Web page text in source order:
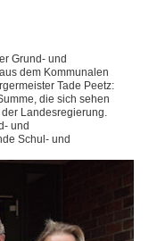
Grund- und
dem Kommunalen
Tade Peetz:
die sich sehen
Landesregierung.
und
Schul- und